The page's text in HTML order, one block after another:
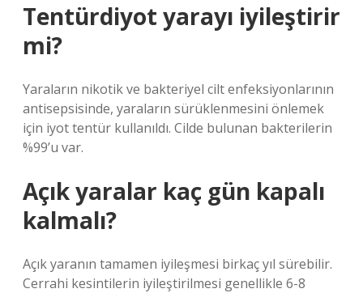
Tentürdiyot yarayı iyileştirir
mi?
Yaraların nikotik ve bakteriyel cilt enfeksiyonlarının
antisepsisinde, yaraların sürüklenmesini önlemek
için iyot tentür kullanıldı. Cilde bulunan bakterilerin
%99’u var.
Açık yaralar kaç gün kapalı
kalmalı?
Açık yaranın tamamen iyileşmesi birkaç yıl sürebilir.
Cerrahi kesintilerin iyileştirilmesi genellikle 6-8